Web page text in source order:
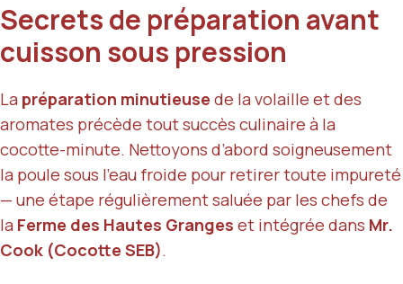
Secrets de préparation avant
cuisson sous pression
La préparation minutieuse de la volaille et des
aromates précède tout succès culinaire à la
cocotte-minute. Nettoyons d’abord soigneusement
la poule sous l’eau froide pour retirer toute impureté
— une étape régulièrement saluée par les chefs de
la Ferme des Hautes Granges et intégrée dans Mr.
Cook (Cocotte SEB).